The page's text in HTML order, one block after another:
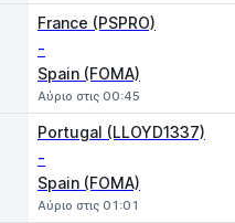
France (PSPRO)
-
Spain (FOMA)
Αύριο στις 00:45
Portugal (LLOYD1337)
-
Spain (FOMA)
Αύριο στις 01:01